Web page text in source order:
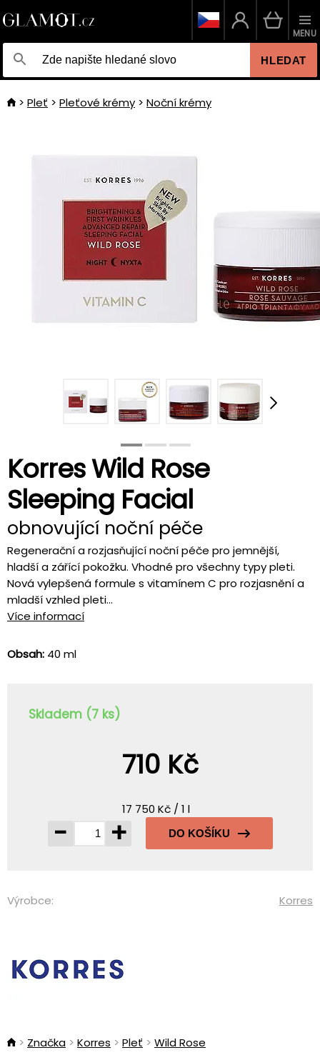
HLEDAT
MENU
Pleť Pleťové krémy Noční krémy
Korres Wild Rose
Sleeping Facial
obnovující noční péče
Regenerační a rozjasňující noční péče pro jemnější,
hladší a zářící pokožku. Vhodné pro všechny typy pleti.
Nová vylepšená formule s vitamínem C pro rozjasnění a
mladší vzhled pleti...
Více informací
Obsah: 40 ml
Skladem (7 ks)
710 Kč
17 750 Kč / 1 l
- + DO KOŠÍKU
Výrobce: Korres
Značka Korres Pleť Wild Rose